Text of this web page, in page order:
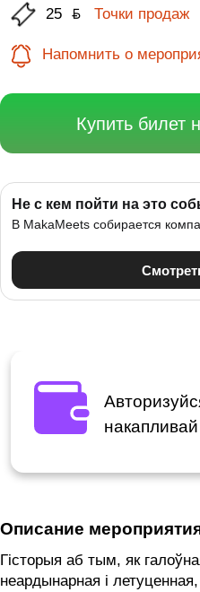
25 ƃ Точки продаж
Напомнить о
Купить билет
Описание
Гісторыя аб тым, як
неардынарная і